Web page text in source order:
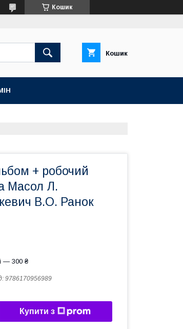
Кошик
Кошик
+ робочий
Масол Л.
В.О. Ранок
— 300 ₴
9786170956989
Купити з